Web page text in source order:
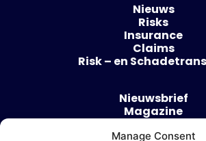
Manage Consent
Nieuws
Risks
Insurance
Claims
Risk – en
Nieuwsbrief
Magazine
Over